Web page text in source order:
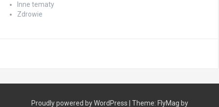
Inne tematy
Zdrowie
Proudly powered by WordPress Theme: FlyMag by